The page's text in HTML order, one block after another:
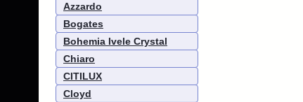
Azzardo
Bogates
Bohemia Ivele Crystal
Chiaro
CITILUX
Cloyd